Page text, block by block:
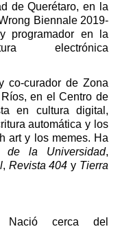
de Querétaro, en la
Biennale 2019-
programador en la
electrónica
co-curador de Zona
en el Centro de
en cultura digital,
automática y los
art y los memes. Ha
de la Universidad,
, Revista 404y Tierra
Nació cerca del